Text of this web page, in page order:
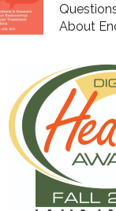
About